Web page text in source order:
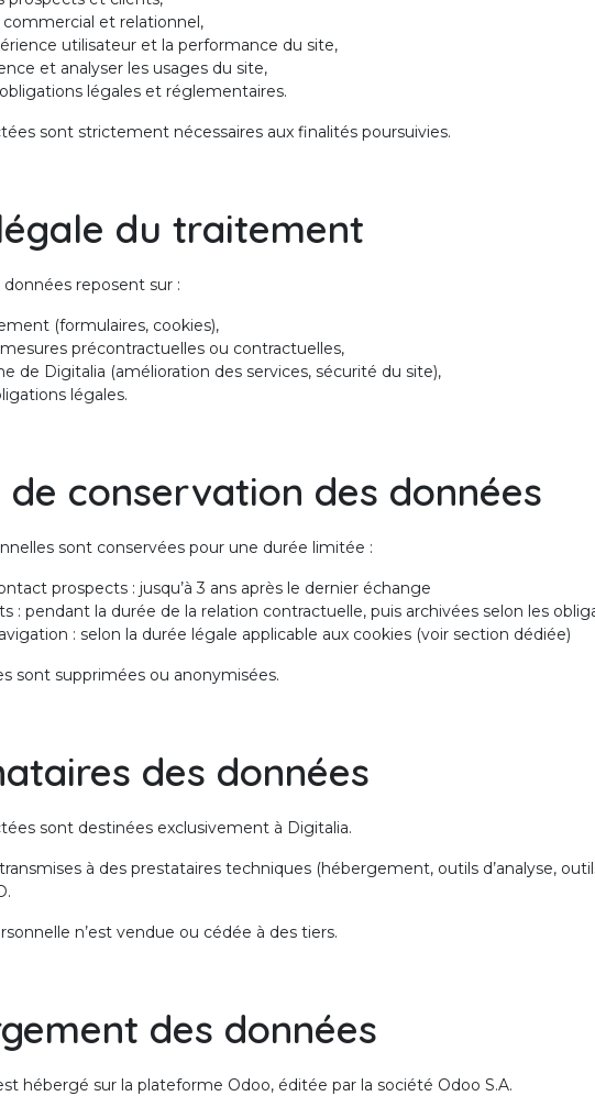
commercial et relationnel,
utilisateur et la performance du site,
et analyser les usages du site,
légales et réglementaires.
sont strictement nécessaires aux finalités poursuivies.
du traitement
reposent sur :
(formulaires, cookies),
précontractuelles ou contractuelles,
de Digitalia (amélioration des services, sécurité du site),
légales.
de conservation des données
sont conservées pour une durée limitée :
prospects : jusqu’à 3 ans après le dernier échange
: pendant la durée de la relation contractuelle, puis archivées selon les
: selon la durée légale applicable aux cookies (voir section dédiée)
sont supprimées ou anonymisées.
des données
sont destinées exclusivement à Digitalia.
à des prestataires techniques (hébergement, outils d’analyse,
n’est vendue ou cédée à des tiers.
des données
hébergé sur la plateforme Odoo, éditée par la société Odoo S.A.